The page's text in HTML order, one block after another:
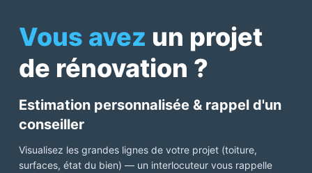
Vous avez un projet
de rénovation ?
Estimation personnalisée & rappel d'un
conseiller
Visualisez les grandes lignes de votre projet (toiture,
surfaces, état du bien) — un interlocuteur vous rappelle